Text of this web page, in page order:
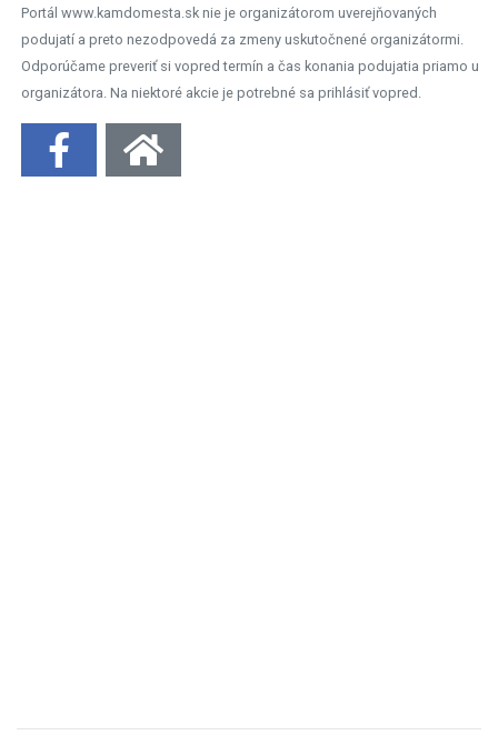
Portál www.kamdomesta.sk nie je organizátorom uverejňovaných
podujatí a preto nezodpovedá za zmeny uskutočnené organizátormi.
Odporúčame preveriť si vopred termín a čas konania podujatia priamo u
organizátora. Na niektoré akcie je potrebné sa prihlásiť vopred.